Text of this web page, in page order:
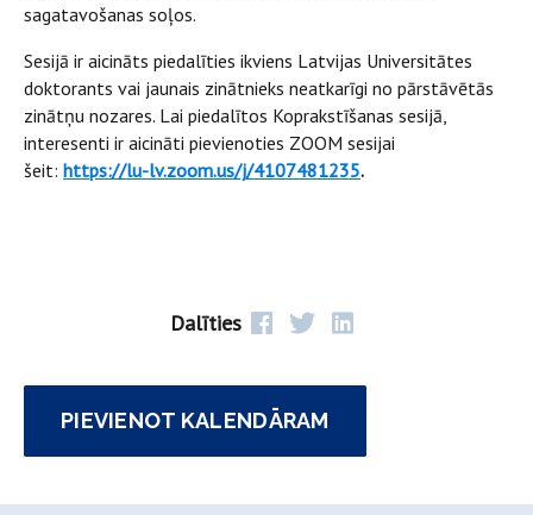
sagatavošanas soļos.
Sesijā ir aicināts piedalīties ikviens Latvijas Universitātes
doktorants vai jaunais zinātnieks neatkarīgi no pārstāvētās
zinātņu nozares. Lai piedalītos Koprakstīšanas sesijā,
interesenti ir aicināti pievienoties ZOOM sesijai
šeit: https://lu-lv.zoom.us/j/4107481235.
Dalīties
PIEVIENOT KALENDĀRAM